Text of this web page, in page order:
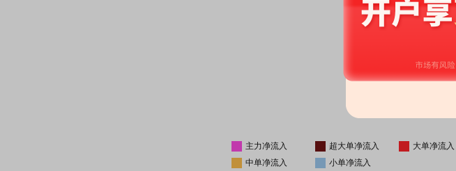
主力净流入 超大单净流入
大单净流入
中单净流入
小单净流入